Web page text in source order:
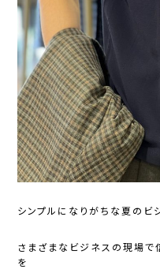
シンプルになりがちな夏のビ
さまざまなビジネスの現場で
を